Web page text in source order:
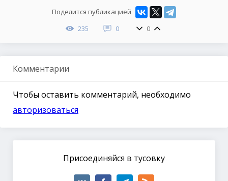
Поделится публикацией
235
0 0
Комментарии
Чтобы оставить комментарий, необходимо
авторизоваться
Присоединяйся в тусовку